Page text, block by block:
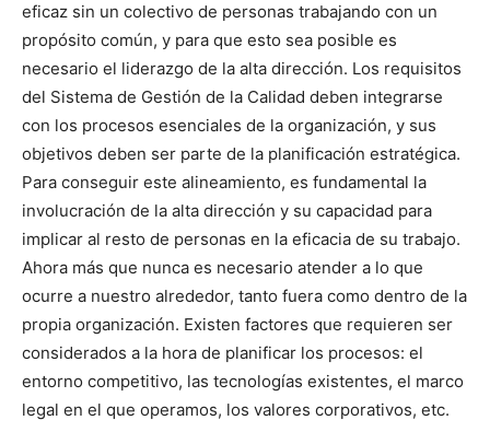
eficaz sin un colectivo de personas trabajando con un
propósito común, y para que esto sea posible es
necesario el liderazgo de la alta dirección. Los requisitos
del Sistema de Gestión de la Calidad deben integrarse
con los procesos esenciales de la organización, y sus
objetivos deben ser parte de la planificación estratégica.
Para conseguir este alineamiento, es fundamental la
involucración de la alta dirección y su capacidad para
implicar al resto de personas en la eficacia de su trabajo.
Ahora más que nunca es necesario atender a lo que
ocurre a nuestro alrededor, tanto fuera como dentro de la
propia organización. Existen factores que requieren ser
considerados a la hora de planificar los procesos: el
entorno competitivo, las tecnologías existentes, el marco
legal en el que operamos, los valores corporativos, etc.